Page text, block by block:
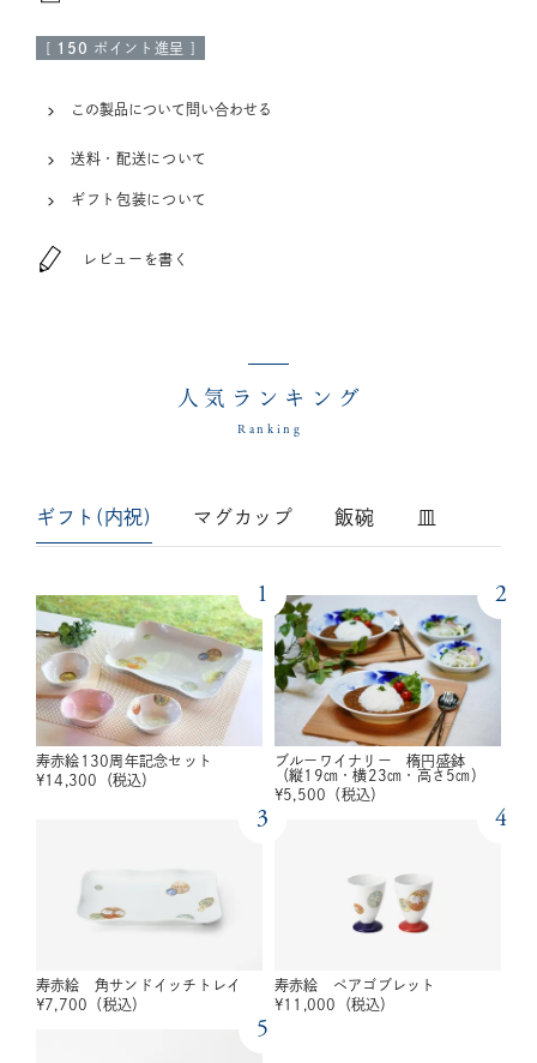
[ 150 ポイント進呈 ]
この製品について問い合わせる
送料・配送について
ギフト包装について
レビューを書く
人気ランキング
Ranking
ギフト(内祝) マグカップ 飯碗 皿
1
寿赤絵130周年記念セット
¥14,300 （税込）
2
ブルーワイナリー 楕円盛鉢
（縦19㎝・横23㎝・高さ5㎝）
¥5,500 （税込）
3
寿赤絵 角サンドイッチトレイ
¥7,700 （税込）
4
寿赤絵 ペアゴブレット
¥11,000 （税込）
5